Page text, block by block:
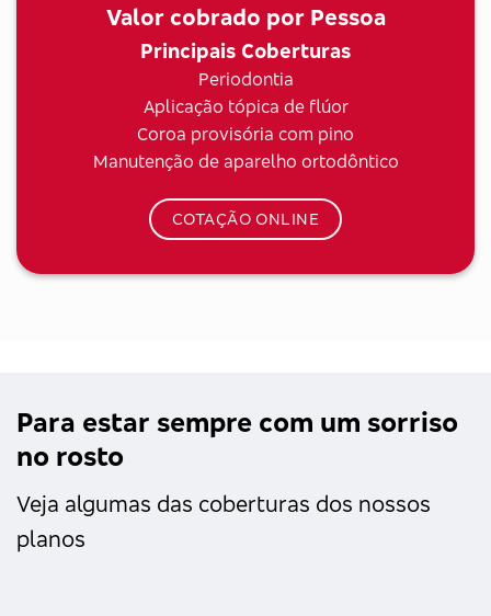
Valor cobrado por Pessoa
Principais Coberturas
Periodontia
Aplicação tópica de flúor
Coroa provisória com pino
Manutenção de aparelho ortodôntico
COTAÇÃO ONLINE
Para estar sempre com um sorriso
no rosto
Veja algumas das coberturas dos nossos
planos